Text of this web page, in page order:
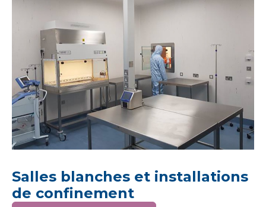
Salles blanches et installations
de confinement